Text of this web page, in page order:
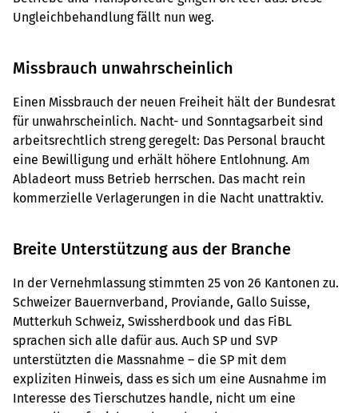
Ungleichbehandlung fällt nun weg.
Missbrauch unwahrscheinlich
Einen Missbrauch der neuen Freiheit hält der Bundesrat
für unwahrscheinlich. Nacht- und Sonntagsarbeit sind
arbeitsrechtlich streng geregelt: Das Personal braucht
eine Bewilligung und erhält höhere Entlohnung. Am
Abladeort muss Betrieb herrschen. Das macht rein
kommerzielle Verlagerungen in die Nacht unattraktiv.
Breite Unterstützung aus der Branche
In der Vernehmlassung stimmten 25 von 26 Kantonen zu.
Schweizer Bauernverband, Proviande, Gallo Suisse,
Mutterkuh Schweiz, Swissherdbook und das FiBL
sprachen sich alle dafür aus. Auch SP und SVP
unterstützten die Massnahme – die SP mit dem
expliziten Hinweis, dass es sich um eine Ausnahme im
Interesse des Tierschutzes handle, nicht um eine